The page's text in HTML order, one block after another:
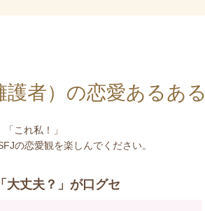
護者）の恋愛あるある
これ私！」
の恋愛観を楽しんでください。
大丈夫？」が口グセ